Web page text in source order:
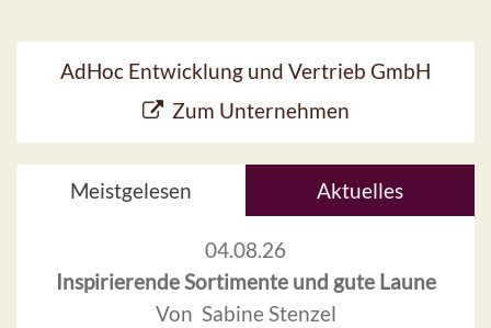
AdHoc Entwicklung und Vertrieb GmbH
Zum Unternehmen
Meistgelesen Aktuelles
04.08.26
Inspirierende Sortimente und gute Laune
Von Sabine Stenzel